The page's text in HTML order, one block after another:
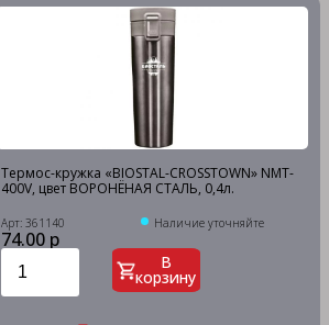
Термос-кружка «BIOSTAL-CROSSTOWN» NMT-
400V, цвет ВОРОНЁНАЯ СТАЛЬ, 0,4л.
Арт: 361140 Наличие уточняйте
74.00 р
В
корзину